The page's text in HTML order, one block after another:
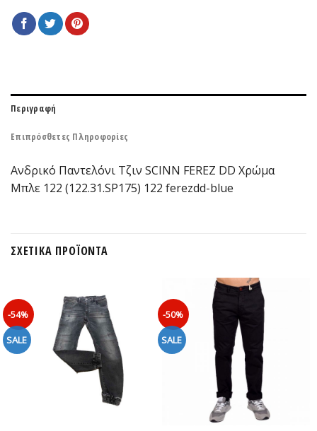
Περιγραφή
Επιπρόσθετες Πληροφορίες
Ανδρικό Παντελόνι Τζιν SCINN FEREZ DD Χρώμα
Μπλε 122 (122.31.SP175) 122 ferezdd-blue
ΣΧΕΤΙΚΆ ΠΡΟΪΌΝΤΑ
-54%
SALE
-50%
SALE